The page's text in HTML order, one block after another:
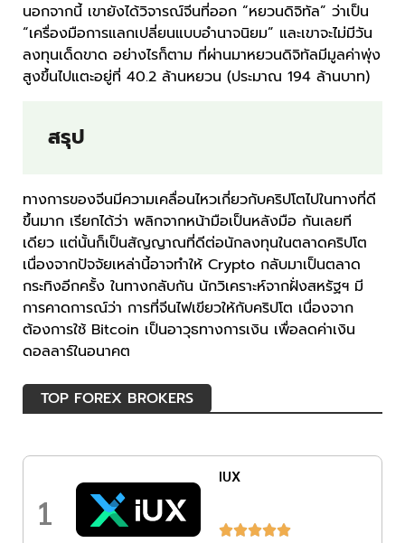
นอกจากนี้ เขายังได้วิจารณ์จีนที่ออก “หยวนดิจิทัล” ว่าเป็น
“เครื่องมือการแลกเปลี่ยนแบบอำนาจนิยม” และเขาจะไม่มีวัน
ลงทุนเด็ดขาด อย่างไรก็ตาม ที่ผ่านมาหยวนดิจิทัลมีมูลค่าพุ่ง
สูงขึ้นไปแตะอยู่ที่ 40.2 ล้านหยวน (ประมาณ 194 ล้านบาท)
สรุป
ทางการของจีนมีความเคลื่อนไหวเกี่ยวกับคริปโตไปในทางที่ดี
ขึ้นมาก เรียกได้ว่า พลิกจากหน้ามือเป็นหลังมือ กันเลยที
เดียว แต่นั้นก็เป็นสัญญาณที่ดีต่อนักลงทุนในตลาดคริปโต
เนื่องจากปัจจัยเหล่านี้อาจทำให้ Crypto กลับมาเป็นตลาด
กระทิงอีกครั้ง ในทางกลับกัน นักวิเคราะห์จากฝั่งสหรัฐฯ มี
การคาดการณ์ว่า การที่จีนไฟเขียวให้กับคริปโต เนื่องจาก
ต้องการใช้ Bitcoin เป็นอาวุธทางการเงิน เพื่อลดค่าเงิน
ดอลลาร์ในอนาคต
TOP FOREX BROKERS
1
IUX
